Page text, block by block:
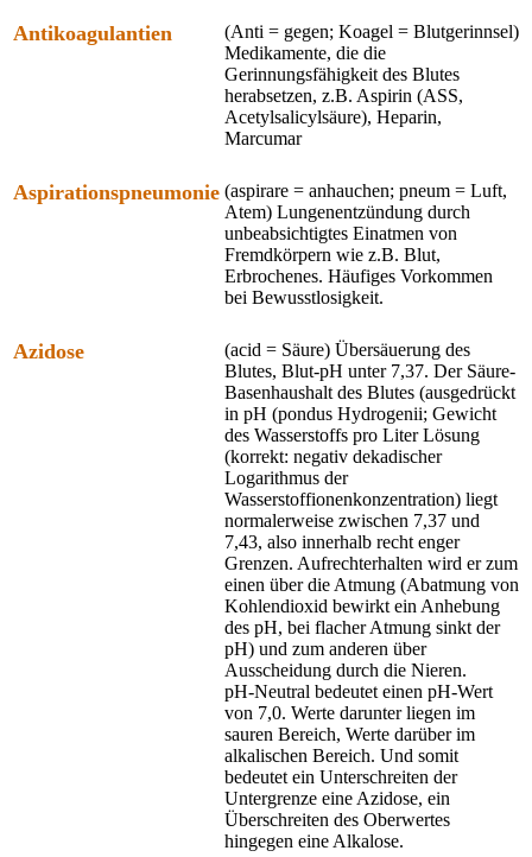
Antikoagulantien
(Anti = gegen; Koagel = Blutgerinnsel)
Medikamente, die die
Gerinnungsfähigkeit des Blutes
herabsetzen, z.B. Aspirin (ASS,
Acetylsalicylsäure), Heparin,
Marcumar
Aspirationspneumonie (aspirare = anhauchen; pneum = Luft,
Atem) Lungenentzündung durch
unbeabsichtigtes Einatmen von
Fremdkörpern wie z.B. Blut,
Erbrochenes. Häufiges Vorkommen
bei Bewusstlosigkeit.
Azidose
(acid = Säure) Übersäuerung des
Blutes, Blut-pH unter 7,37. Der Säure-
Basenhaushalt des Blutes (ausgedrückt
in pH (pondus Hydrogenii; Gewicht
des Wasserstoffs pro Liter Lösung
(korrekt: negativ dekadischer
Logarithmus der
Wasserstoffionenkonzentration) liegt
normalerweise zwischen 7,37 und
7,43, also innerhalb recht enger
Grenzen. Aufrechterhalten wird er zum
einen über die Atmung (Abatmung von
Kohlendioxid bewirkt ein Anhebung
des pH, bei flacher Atmung sinkt der
pH) und zum anderen über
Ausscheidung durch die Nieren.
pH-Neutral bedeutet einen pH-Wert
von 7,0. Werte darunter liegen im
sauren Bereich, Werte darüber im
alkalischen Bereich. Und somit
bedeutet ein Unterschreiten der
Untergrenze eine Azidose, ein
Überschreiten des Oberwertes
hingegen eine Alkalose.